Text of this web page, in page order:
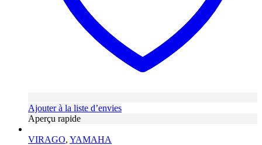
Ajouter à la liste d’envies
Aperçu rapide
VIRAGO, YAMAHA